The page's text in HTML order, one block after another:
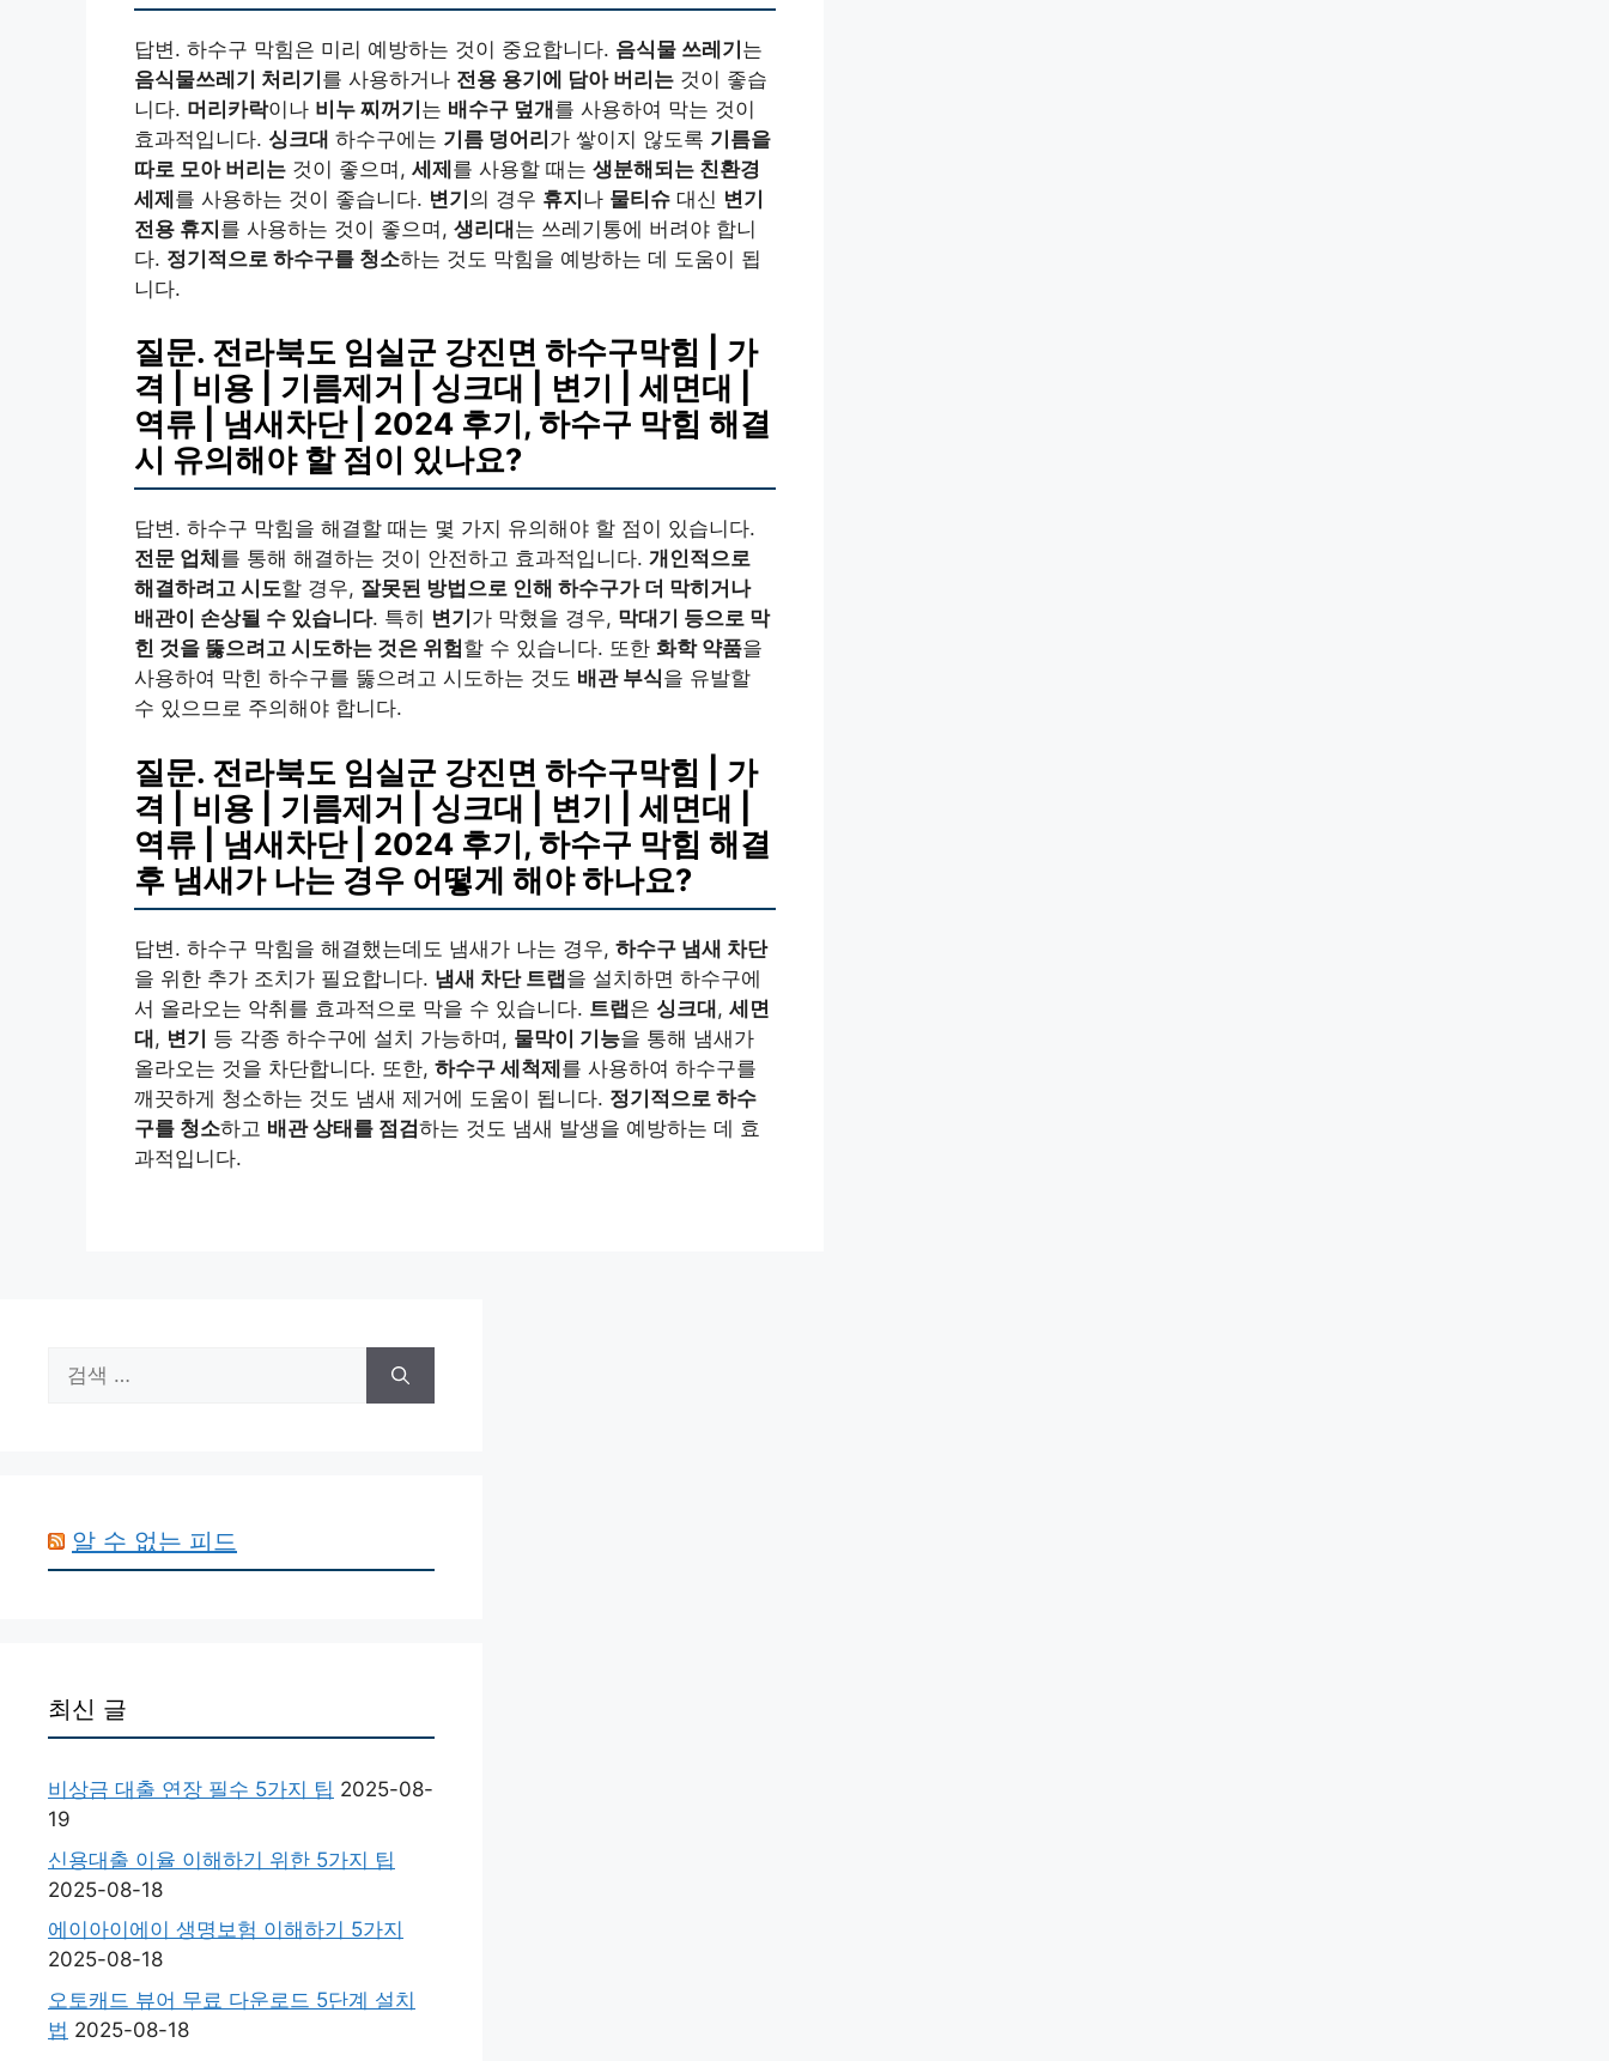
답변. 하수구 막힘은 미리 예방하는 것이 중요합니다. 음식물 쓰레기는
음식물쓰레기 처리기를 사용하거나 전용 용기에 담아 버리는 것이 좋습
니다. 머리카락이나 비누 찌꺼기는 배수구 덮개를 사용하여 막는 것이
효과적입니다. 싱크대 하수구에는 기름 덩어리가 쌓이지 않도록 기름을
따로 모아 버리는 것이 좋으며, 세제를 사용할 때는 생분해되는 친환경
세제를 사용하는 것이 좋습니다. 변기의 경우 휴지나 물티슈 대신 변기
전용 휴지를 사용하는 것이 좋으며, 생리대는 쓰레기통에 버려야 합니
다. 정기적으로 하수구를 청소하는 것도 막힘을 예방하는 데 도움이 됩
니다.
질문. 전라북도 임실군 강진면 하수구막힘 | 가
격 | 비용 | 기름제거 | 싱크대 | 변기 | 세면대 |
역류 | 냄새차단 | 2024 후기, 하수구 막힘 해결
시 유의해야 할 점이 있나요?
답변. 하수구 막힘을 해결할 때는 몇 가지 유의해야 할 점이 있습니다.
전문 업체 를 통해 해결하는 것이 안전하고 효과적입니다. 개인적으로
해결하려고 시도할 경우, 잘못된 방법으로 인해 하수구가 더 막히거나
배관이 손상될 수 있습니다. 특히 변기 가 막혔을 경우, 막대기 등으로 막
힌 것을 뚫으려고 시도하는 것은 위험할 수 있습니다. 또한 화학 약품을
사용하여 막힌 하수구를 뚫으려고 시도하는 것도 배관 부식을 유발할
수 있으므로 주의해야 합니다.
질문. 전라북도 임실군 강진면 하수구막힘 | 가
격 | 비용 | 기름제거 | 싱크대 | 변기 | 세면대 |
역류 | 냄새차단 | 2024 후기, 하수구 막힘 해결
후 냄새가 나는 경우 어떻게 해야 하나요?
답변. 하수구 막힘을 해결했는데도 냄새가 나는 경우, 하수구 냄새 차단
을 위한 추가 조치가 필요합니다. 냄새 차단 트랩을 설치하면 하수구에
서 올라오는 악취를 효과적으로 막을 수 있습니다. 트랩은 싱크대, 세면
대, 변기 등 각종 하수구에 설치 가능하며, 물막이 기능을 통해 냄새가
올라오는 것을 차단합니다. 또한, 하수구 세척제를 사용하여 하수구를
깨끗하게 청소하는 것도 냄새 제거에 도움이 됩니다. 정기적으로 하수
구를 청소하고 배관 상태를 점검하는 것도 냄새 발생을 예방하는 데 효
과적입니다.
색:
알 수 없는 피드
최신 글
비상금 대출 연장 필수 5가지 팁 2025-08-
19
신용대출 이율 이해하기 위한 5가지 팁
2025-08-18
에이아이에이 생명보험 이해하기 5가지
2025-08-18
오토캐드 뷰어 무료 다운로드 5단계 설치
법 2025-08-18